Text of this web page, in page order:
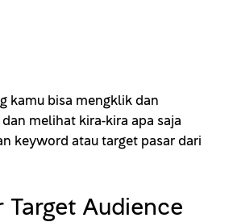
kamu bisa mengklik dan
melihat kira-kira apa saja
keyword atau target pasar dari
Target Audience